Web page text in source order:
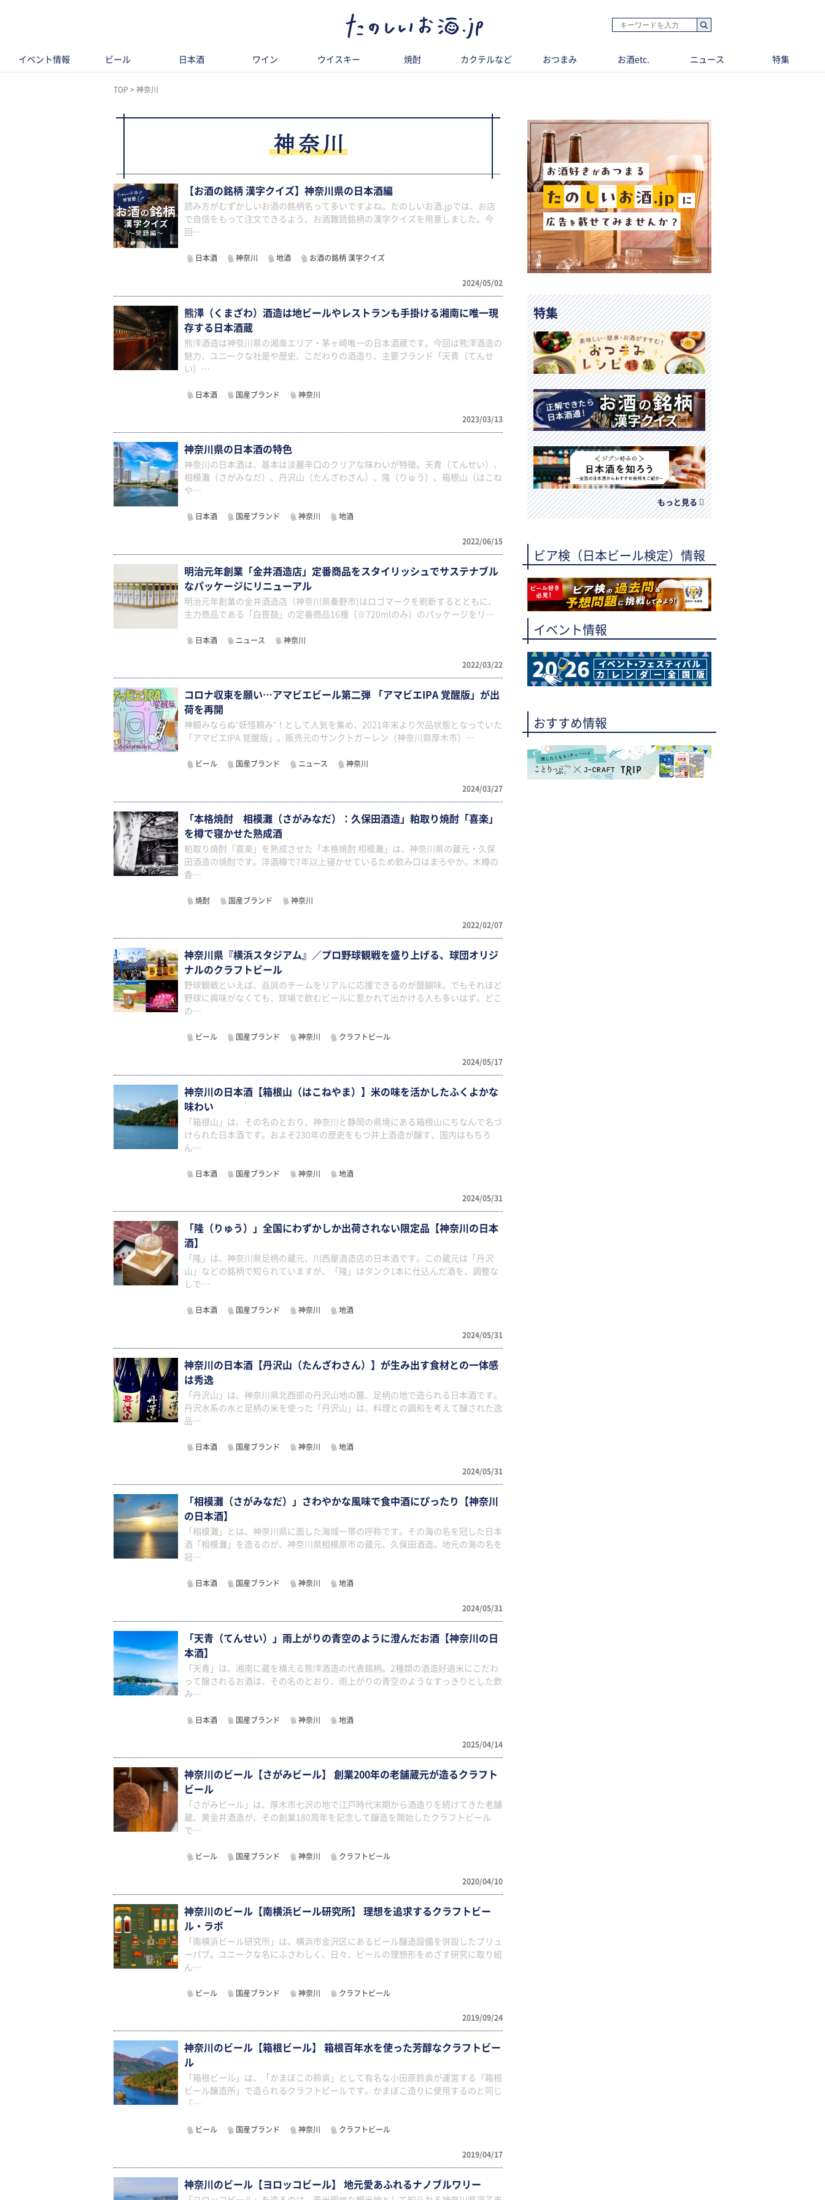
イベント情報 ビール 日本酒 ワイン ウイスキー 焼酎 カクテルなど おつまみ お酒etc. ニュース 特集
TOP 神奈川
神奈川
【お酒の銘柄 漢字クイズ】神奈川県の日本酒編
読み方がむずかしいお酒の銘柄名って多いですよね。たのしいお酒.jpでは、お店
で自信をもって注文できるよう、お酒難読銘柄の漢字クイズを用意しました。今
回…
日本酒 神奈川 地酒 お酒の銘柄 漢字クイズ
2024/05/02
熊澤（くまざわ）酒造は地ビールやレストランも手掛ける湘南に唯一現
存する日本酒蔵
熊澤酒造は神奈川県の湘南エリア・茅ヶ崎唯一の日本酒蔵です。今回は熊澤酒造の
魅力、ユニークな社是や歴史、こだわりの酒造り、主要ブランド「天青（てんせ
い）…
日本酒 国産ブランド 神奈川
2023/03/13
神奈川県の日本酒の特色
神奈川の日本酒は、基本は淡麗辛口のクリアな味わいが特徴。天青（てんせい）、
相模灘（さがみなだ）、丹沢山（たんざわさん）、隆（りゅう）、箱根山（はこね
や…
日本酒 国産ブランド 神奈川 地酒
2022/06/15
明治元年創業「金井酒造店」定番商品をスタイリッシュでサステナブル
なパッケージにリニューアル
明治元年創業の金井酒造店（神奈川県秦野市)はロゴマークを刷新するとともに、
主力商品である「白笹鼓」の定番商品16種（※720mlのみ）のパッケージをリ…
日本酒 ニュース 神奈川
2022/03/22
コロナ収束を願い…アマビエビール第二弾 「アマビエIPA 覚醒版」が出
荷を再開
神頼みならぬ"妖怪頼み"！として人気を集め、2021年末より欠品状態となっていた
「アマビエIPA 覚醒版」。販売元のサンクトガーレン（神奈川県厚木市）…
ビール 国産ブランド ニュース 神奈川
2024/03/27
「本格焼酎 相模灘（さがみなだ）：久保田酒造」粕取り焼酎「喜楽」
を樽で寝かせた熟成酒
粕取り焼酎「喜楽」を熟成させた「本格焼酎 相模灘」は、神奈川県の蔵元・久保
田酒造の焼酎です。洋酒樽で7年以上寝かせているため飲み口はまろやか。木樽の
香…
焼酎 国産ブランド 神奈川
2022/02/07
神奈川県『横浜スタジアム』／プロ野球観戦を盛り上げる、球団オリジ
ナルのクラフトビール
野球観戦といえば、贔屓のチームをリアルに応援できるのが醍醐味。でもそれほど
野球に興味がなくても、球場で飲むビールに惹かれて出かける人も多いはず。どこ
の…
ビール 国産ブランド 神奈川 クラフトビール
2024/05/17
神奈川の日本酒【箱根山（はこねやま）】米の味を活かしたふくよかな
味わい
「箱根山」は、その名のとおり、神奈川と静岡の県境にある箱根山にちなんで名づ
けられた日本酒です。およそ230年の歴史をもつ井上酒造が醸す、国内はもちろ
ん…
日本酒 国産ブランド 神奈川 地酒
2024/05/31
「隆（りゅう）」全国にわずかしか出荷されない限定品【神奈川の日本
酒】
「隆」は、神奈川県足柄の蔵元、川西屋酒造店の日本酒です。この蔵元は「丹沢
山」などの銘柄で知られていますが、「隆」はタンク1本に仕込んだ酒を、調整な
しで…
日本酒 国産ブランド 神奈川 地酒
2024/05/31
神奈川の日本酒【丹沢山（たんざわさん）】が生み出す食材との一体感
は秀逸
「丹沢山」は、神奈川県北西部の丹沢山地の麓、足柄の地で造られる日本酒です。
丹沢水系の水と足柄の米を使った「丹沢山」は、料理との調和を考えて醸された逸
品…
日本酒 国産ブランド 神奈川 地酒
2024/05/31
「相模灘（さがみなだ）」さわやかな風味で食中酒にぴったり【神奈川
の日本酒】
「相模灘」とは、神奈川県に面した海域一帯の呼称です。その海の名を冠した日本
酒「相模灘」を造るのが、神奈川県相模原市の蔵元、久保田酒造。地元の海の名を
冠…
日本酒 国産ブランド 神奈川 地酒
2024/05/31
「天青（てんせい）」雨上がりの青空のように澄んだお酒【神奈川の日
本酒】
「天青」は、湘南に蔵を構える熊澤酒造の代表銘柄。2種類の酒造好適米にこだわ
って醸されるお酒は、その名のとおり、雨上がりの青空のようなすっきりとした飲
み…
日本酒 国産ブランド 神奈川 地酒
2025/04/14
神奈川のビール【さがみビール】 創業200年の老舗蔵元が造るクラフト
ビール
「さがみビール」は、厚木市七沢の地で江戸時代末期から酒造りを続けてきた老舗
蔵、黄金井酒造が、その創業180周年を記念して醸造を開始したクラフトビール
で…
ビール 国産ブランド 神奈川 クラフトビール
2020/04/10
神奈川のビール【南横浜ビール研究所】 理想を追求するクラフトビー
ル・ラボ
「南横浜ビール研究所」は、横浜市金沢区にあるビール醸造設備を併設したブリュ
ーパブ。ユニークな名にふさわしく、日々、ビールの理想形をめざす研究に取り組
ん…
ビール 国産ブランド 神奈川 クラフトビール
2019/09/24
神奈川のビール【箱根ビール】 箱根百年水を使った芳醇なクラフトビー
ル
「箱根ビール」は、「かまぼこの鈴廣」として有名な小田原鈴廣が運営する「箱根
ビール醸造所」で造られるクラフトビールです。かまぼこ造りに使用するのと同じ
「…
ビール 国産ブランド 神奈川 クラフトビール
2019/04/17
神奈川のビール【ヨロッコビール】 地元愛あふれるナノブルワリー
特集
もっと見る
ビア検（日本ビール検定）情報
イベント情報
おすすめ情報